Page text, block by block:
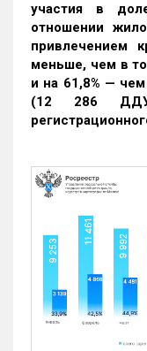
участия в
отношении
привлечением
меньше, чем в
и на 61,8% —
(12 286